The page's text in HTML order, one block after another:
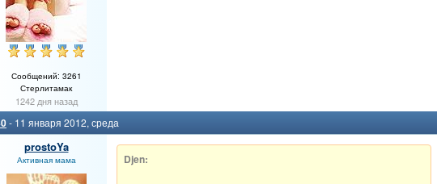
Сообщений: 3261
Стерлитамак
1242 дня назад
- 11 января 2012, среда
prostoYa
Активная мама Djen: